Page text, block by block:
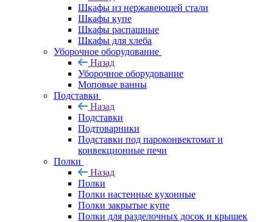
Шкафы из нержавеющей стали
Шкафы купе
Шкафы распашные
Шкафы для хлеба
Уборочное оборудование
Назад
Уборочное оборудование
Моповые ванны
Подставки
Назад
Подставки
Подтоварники
Подставки под пароконвектомат и
конвекционные печи
Полки
Назад
Полки
Полки настенные кухонные
Полки закрытые купе
Полки для разделочных досок и крышек